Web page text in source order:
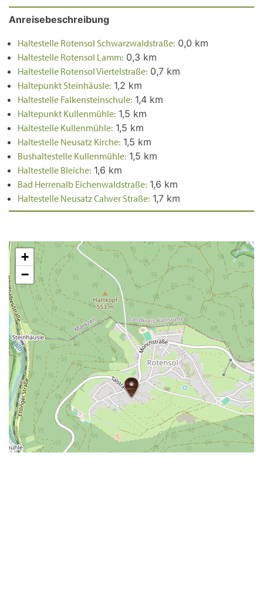
Anreisebeschreibung
Haltestelle Rotensol Schwarzwaldstraße: 0,0 km
Haltestelle Rotensol Lamm: 0,3 km
Haltestelle Rotensol Viertelstraße: 0,7 km
Haltepunkt Steinhäusle: 1,2 km
Haltestelle Falkensteinschule: 1,4 km
Haltepunkt Kullenmühle: 1,5 km
Haltestelle Kullenmühle: 1,5 km
Haltestelle Neusatz Kirche: 1,5 km
Bushaltestelle Kullenmühle: 1,5 km
Haltestelle Bleiche: 1,6 km
Bad Herrenalb Eichenwaldstraße: 1,6 km
Haltestelle Neusatz Calwer Straße: 1,7 km
+
−